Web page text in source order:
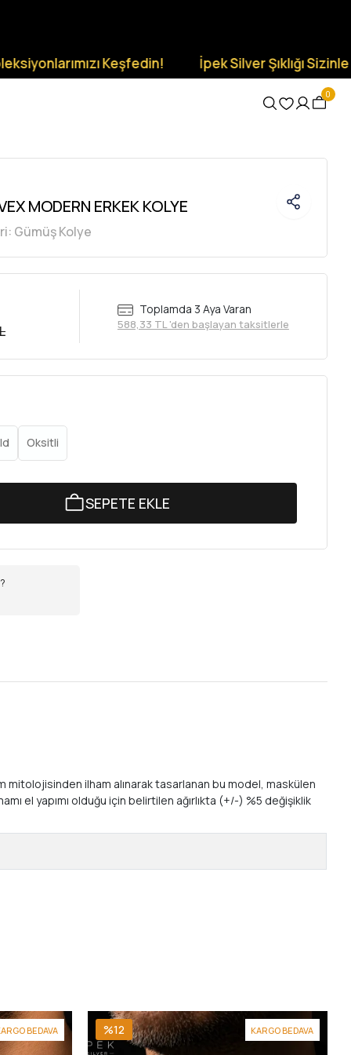
Keşfedin! İpek Silver Şıklığı Sizinle Olsun.
0
MODERN ERKEK KOLYE
Gümüş Kolye
Toplamda 3 Aya Varan
588,33 TL 'den başlayan taksitlerle
Oksitli
SEPETE EKLE
mitolojisinden ilham alınarak tasarlanan bu model, maskülen
el yapımı olduğu için belirtilen ağırlıkta (+/-) %5 değişiklik
BEDAVA KARGO BEDAVA
%12